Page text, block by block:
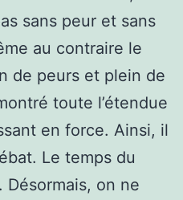
sans peur et sans
au contraire le
de peurs et plein de
toute l’étendue
en force. Ainsi, il
Le temps du
Désormais, on ne